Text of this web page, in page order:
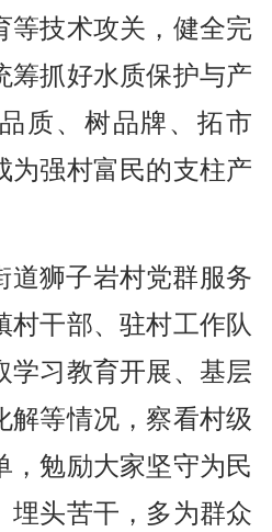
等技术攻关，健全完
筹抓好水质保护与产
质、树品牌、拓市
为强村富民的支柱产
道狮子岩村党群服务
村干部、驻村工作队
学习教育开展、基层
解等情况，察看村级
，勉励大家坚守为民
埋头苦干，多为群众